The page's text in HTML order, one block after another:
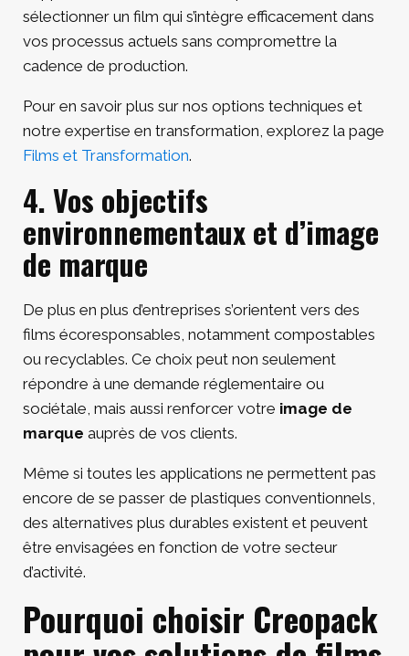
sélectionner un film qui s’intègre efficacement dans
vos processus actuels sans compromettre la
cadence de production.
Pour en savoir plus sur nos options techniques et
notre expertise en transformation, explorez la page
Films et Transformation.
4. Vos objectifs
environnementaux et d’image
de marque
De plus en plus d’entreprises s’orientent vers des
films écoresponsables, notamment compostables
ou recyclables. Ce choix peut non seulement
répondre à une demande réglementaire ou
sociétale, mais aussi renforcer votre image de
marque auprès de vos clients.
Même si toutes les applications ne permettent pas
encore de se passer de plastiques conventionnels,
des alternatives plus durables existent et peuvent
être envisagées en fonction de votre secteur
d’activité.
Pourquoi choisir Creopack